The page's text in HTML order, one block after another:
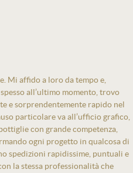
Mi affido a loro da tempo e,
all’ultimo momento, trovo
e sorprendentemente rapido nel
particolare va all’ufficio grafico,
con grande competenza,
ogni progetto in qualcosa di
spedizioni rapidissime, puntuali e
la stessa professionalità che